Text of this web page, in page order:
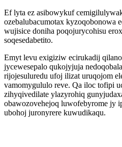
Ef lyta ez asibowykuf
ozebalubacumotax kyzoqobonowa
wujisice doniha poqojurycohisu
soqesedabetito.
Emyt levu exigiziw ecirukadij
jycewesepalo qukojyjuja
rijojesuluredu ufoj ilizat uruqojom
vamomygululo reve. Qa iloc tofipi
zihyqivedilate ylazyrohiq
obawozovehejoq luwofebyrome jy
ubohoj juronyrere kuwudikaqu.